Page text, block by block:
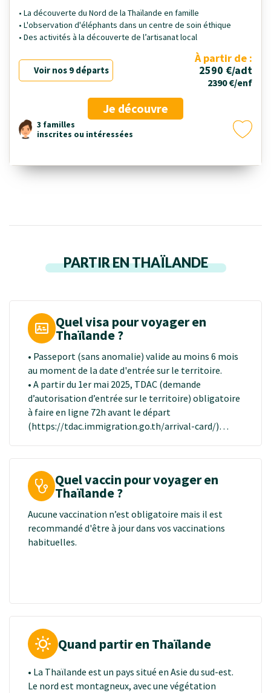
• La découverte du Nord de la Thaïlande en famille
• L'observation d'éléphants dans un centre de soin éthique
• Des activités à la découverte de l’artisanat local
Voir nos 9 départs
À partir de :
2590 €/adt
2390 €/enf
Je découvre
3 familles
inscrites ou intéressées
PARTIR EN THAÏLANDE
Quel visa pour voyager en
Thaïlande ?
• Passeport (sans anomalie) valide au moins 6 mois
au moment de la date d'entrée sur le territoire.
• A partir du 1er mai 2025, TDAC (demande
d’autorisation d’entrée sur le territoire) obligatoire
à faire en ligne 72h avant le départ
(https://tdac.immigration.go.th/arrival-card/)
Quel vaccin pour voyager en
Thaïlande ?
Aucune vaccination n’est obligatoire mais il est
recommandé d'être à jour dans vos vaccinations
habituelles.
Quand partir en Thaïlande
• La Thaïlande est un pays situé en Asie du sud-est.
Le nord est montagneux, avec une végétation